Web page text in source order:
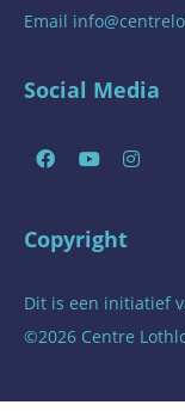
Email
Social Media
Copyright
Dit is een initiatief
©2026 Centre